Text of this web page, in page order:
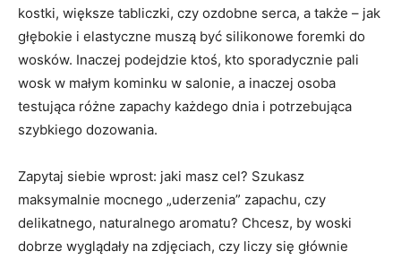
kostki, większe tabliczki, czy ozdobne serca, a także – jak
głębokie i elastyczne muszą być silikonowe foremki do
wosków. Inaczej podejdzie ktoś, kto sporadycznie pali
wosk w małym kominku w salonie, a inaczej osoba
testująca różne zapachy każdego dnia i potrzebująca
szybkiego dozowania.
Zapytaj siebie wprost: jaki masz cel? Szukasz
maksymalnie mocnego „uderzenia” zapachu, czy
delikatnego, naturalnego aromatu? Chcesz, by woski
dobrze wyglądały na zdjęciach, czy liczy się głównie